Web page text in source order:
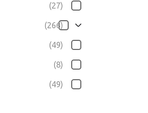
(27)
(266)
(49)
(8)
(49)